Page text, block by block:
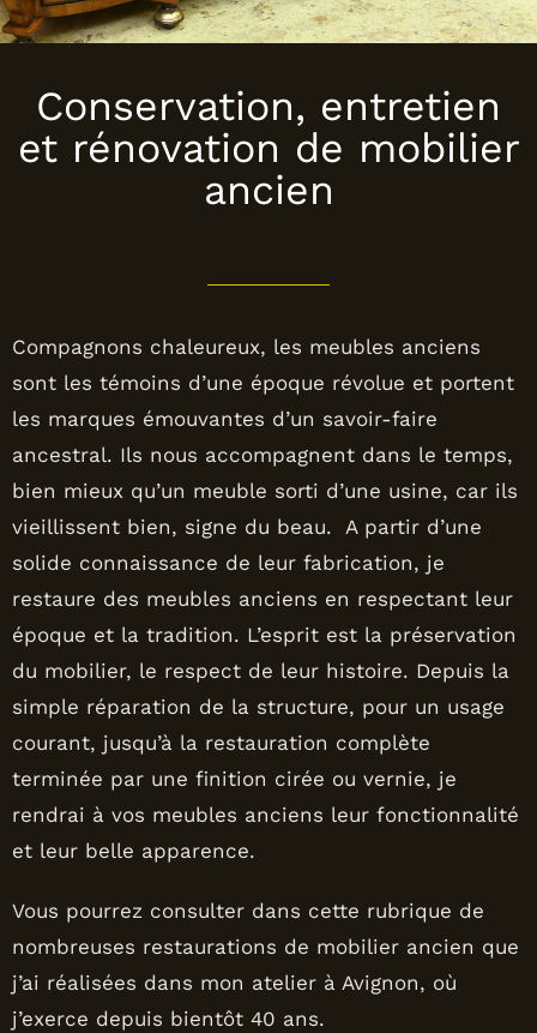
Conservation, entretien
et rénovation de mobilier
ancien
Compagnons chaleureux, les meubles anciens
sont les témoins d’une époque révolue et portent
les marques émouvantes d’un savoir-faire
ancestral. Ils nous accompagnent dans le temps,
bien mieux qu’un meuble sorti d’une usine, car ils
vieillissent bien, signe du beau. A partir d’une
solide connaissance de leur fabrication, je
restaure des meubles anciens en respectant leur
époque et la tradition. L’esprit est la préservation
du mobilier, le respect de leur histoire. Depuis la
simple réparation de la structure, pour un usage
courant, jusqu’à la restauration complète
terminée par une finition cirée ou vernie, je
rendrai à vos meubles anciens leur fonctionnalité
et leur belle apparence.
Vous pourrez consulter dans cette rubrique de
nombreuses restaurations de mobilier ancien que
j’ai réalisées dans mon atelier à Avignon, où
j’exerce depuis bientôt 40 ans.